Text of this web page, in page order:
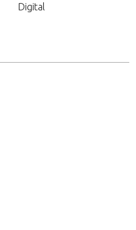
Digital